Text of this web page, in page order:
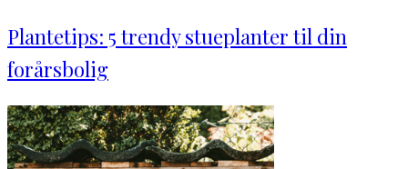
Plantetips: 5 trendy stueplanter til din
forårsbolig